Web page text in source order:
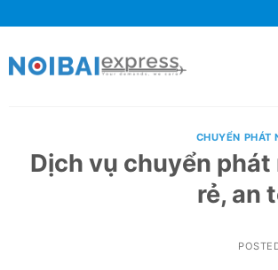
CHUYỂN PHÁT
Dịch vụ chuyển phát
rẻ, an